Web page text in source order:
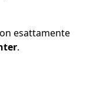
esattamente
.